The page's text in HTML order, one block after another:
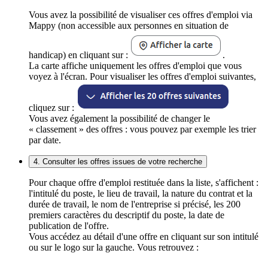
Vous avez la possibilité de visualiser ces offres d'emploi via
Mappy (non accessible aux personnes en situation de
handicap) en cliquant sur :
.
La carte affiche uniquement les offres d'emploi que vous
voyez à l'écran. Pour visualiser les offres d'emploi suivantes,
cliquez sur :
Vous avez également la possibilité de changer le
« classement » des offres : vous pouvez par exemple les trier
par date.
4. Consulter les offres issues de votre recherche
Pour chaque offre d'emploi restituée dans la liste, s'affichent :
l'intitulé du poste, le lieu de travail, la nature du contrat et la
durée de travail, le nom de l'entreprise si précisé, les 200
premiers caractères du descriptif du poste, la date de
publication de l'offre.
Vous accédez au détail d'une offre en cliquant sur son intitulé
ou sur le logo sur la gauche. Vous retrouvez :